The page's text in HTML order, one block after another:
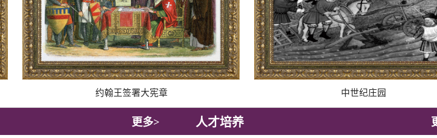
约翰王签署大宪章 中世纪庄园
更多> 人才培养